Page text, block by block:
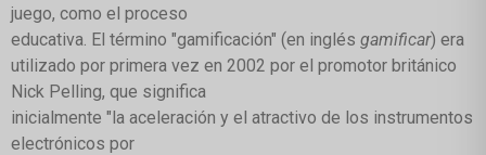
juego, como el proceso
educativa. El término "gamificación" (en inglés gamificar) era
utilizado por primera vez en 2002 por el promotor británico
Nick Pelling, que significa
inicialmente "la aceleración y el atractivo de los instrumentos
electrónicos por